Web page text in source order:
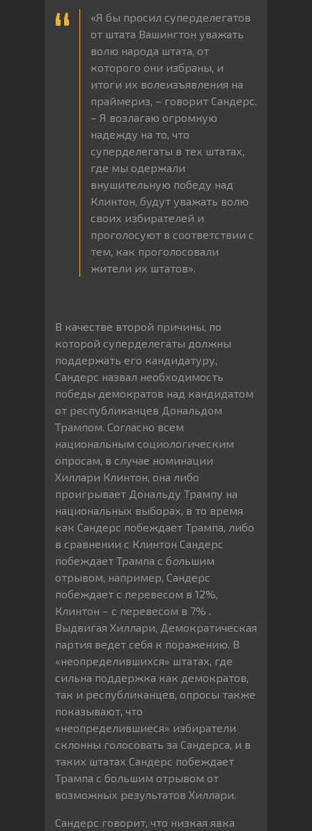
«Я бы просил суперделегатов
от штата Вашингтон уважать
волю народа штата, от
которого они избраны, и
итоги их волеизъявления на
праймериз, – говорит Сандерс.
– Я возлагаю огромную
надежду на то, что
суперделегаты в тех штатах,
где мы одержали
внушительную победу над
Клинтон, будут уважать волю
своих избирателей и
проголосуют в соответствии с
тем, как проголосовали
жители их штатов».
В качестве второй причины, по
которой суперделегаты должны
поддержать его кандидатуру,
Сандерс назвал необходимость
победы демократов над кандидатом
от республиканцев Дональдом
Трампом. Согласно всем
национальным социологическим
опросам, в случае номинации
Хиллари Клинтон, она либо
проигрывает Дональду Трампу на
национальных выборах, в то время
как Сандерс побеждает Трампа, либо
в сравнении с Клинтон Сандерс
побеждает Трампа с большим
отрывом, например, Сандерс
побеждает с перевесом в 12%,
Клинтон – с перевесом в 7% .
Выдвигая Хиллари, Демократическая
партия ведет себя к поражению. В
«неопределившихся» штатах, где
сильна поддержка как демократов,
так и республиканцев, опросы также
показывают, что
«неопределившиеся» избиратели
склонны голосовать за Сандерса, и в
таких штатах Сандерс побеждает
Трампа с большим отрывом от
возможных результатов Хиллари.
Сандерс говорит, что низкая явка